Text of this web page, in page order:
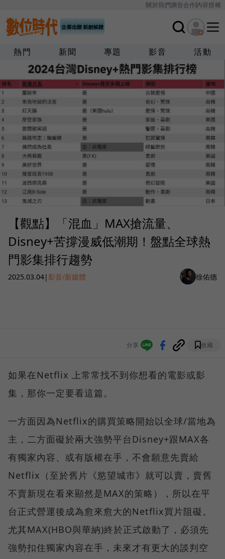
關於我們廣告合作內容授權
熱門 新聞 專題 影音 活動
【觀點】「混血」MAX搶流量、
Disney+苦撐漫威低潮期！盤點全球熱
門影集排行趨勢
2025.03.04| 影音/新媒體 徐佑德
分享 收藏
如果在Netflix 上常常找不到你想看的電影或影
集，那你一定要看這篇。
一方面因為Netflix的購買策略開始以全球/當地為
主，二方面礙於兩大強勢平台Disney+跟MAX各
有獨家內容、或有版權在手，不會願意先賣給
Netflix（至於舊片《慾望城市》就可以賣，賣舊
不賣新現在看來顯然是MAX的策略），所以在平
台正式營運後成為愈來愈大的Netflix買片阻礙。
尤其MAX(HBO與華納)終於正式啟動了，必須先
強勢扣住獨家內容在手，未來才有更大的談判空